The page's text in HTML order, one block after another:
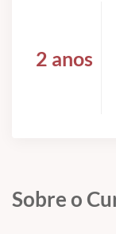
2 anos
Sobre o